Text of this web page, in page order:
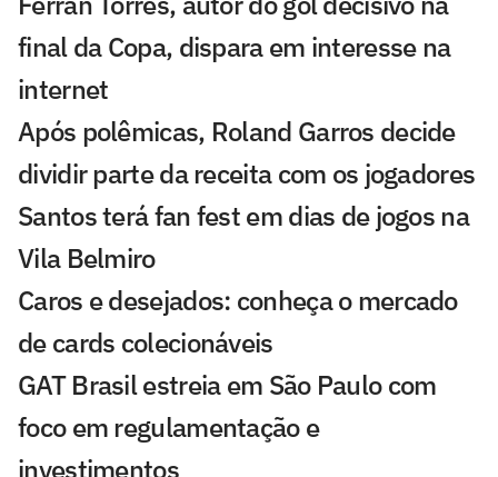
final da Copa, dispara em interesse na
internet
Após polêmicas, Roland Garros decide
dividir parte da receita com os jogadores
Santos terá fan fest em dias de jogos na
Vila Belmiro
Caros e desejados: conheça o mercado
de cards colecionáveis
GAT Brasil estreia em São Paulo com
foco em regulamentação e
investimentos